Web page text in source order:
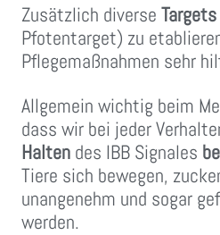
Zusätzlich diverse Targets
Pfotentarget) zu
Pflegemaßnahmen sehr
Allgemein wichtig beim
dass wir bei jeder
Halten des IBB Signales
Tiere sich bewegen,
unangenehm und sogar
werden.